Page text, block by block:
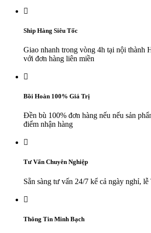

Ship Hàng Siêu Tốc
Giao nhanh trong vòng 4h tại nội thành
với đơn hàng liên miền

Bồi Hoàn 100% Giá Trị
Đền bù 100% đơn hàng nếu nếu sản
điểm nhận hàng

Tư Vấn Chuyên Nghiệp
Sẵn sàng tư vấn 24/7 kể cả ngày nghỉ, lễ

Thông Tin Minh Bạch